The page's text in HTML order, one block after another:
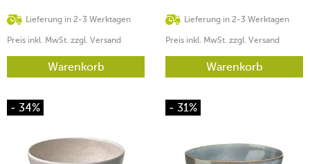
Lieferung in 2-3 Werktagen
Preis inkl. MwSt. zzgl. Versand
Warenkorb
Lieferung in 2-3 Werktagen
Preis inkl. MwSt. zzgl. Versand
Warenkorb
- 34% - 31%